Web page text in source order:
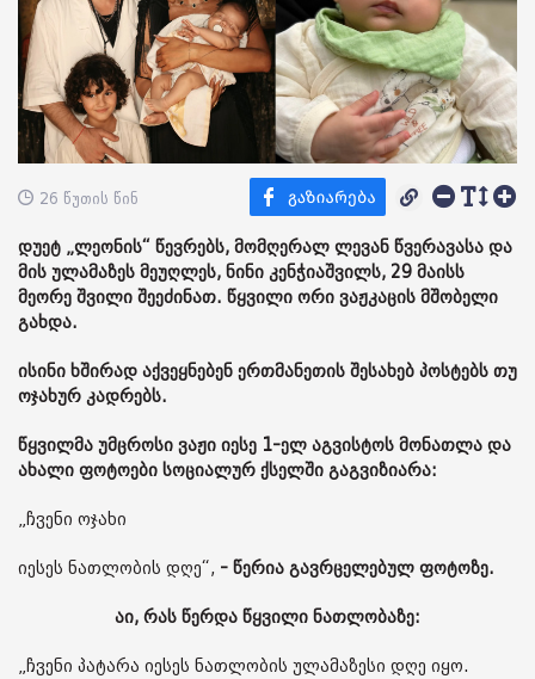
26 წუთის წინ
დუეტ „ლეონის“ წევრებს, მომღერალ ლევან წვერავასა და
მის ულამაზეს მეუღლეს, ნინი კენჭიაშვილს, 29 მაისს
მეორე შვილი შეეძინათ. წყვილი ორი ვაჟკაცის მშობელი
გახდა.
ისინი ხშირად აქვეყნებენ ერთმანეთის შესახებ პოსტებს თუ
ოჯახურ კადრებს.
წყვილმა უმცროსი ვაჟი იესე 1-ელ აგვისტოს მონათლა და
ახალი ფოტოები სოციალურ ქსელში გაგვიზიარა:
„ჩვენი ოჯახი
იესეს ნათლობის დღე“, - წერია გავრცელებულ ფოტოზე.
აი, რას წერდა წყვილი ნათლობაზე:
„ჩვენი პატარა იესეს ნათლობის ულამაზესი დღე იყო.